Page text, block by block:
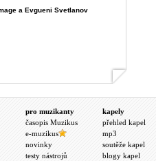
a Evgueni Svetlanov
pro muzikanty
časopis Muzikus
e-muzikus
novinky
testy nástrojů
kapely
přehled kapel
mp3
soutěže kapel
blogy kapel